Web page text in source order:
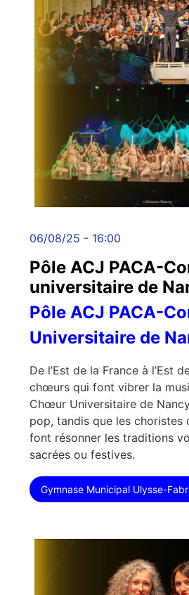
06/08/25 - 16:00
Pôle ACJ PACA-
universitaire de
Pôle ACJ PACA-
Universitaire de
De l’Est de la France à l’Est
chœurs qui font vibrer la
Chœur Universitaire de
pop, tandis que les choristes
font résonner les traditions
sacrées ou festives.
Gymnase Municipal Ulysse-